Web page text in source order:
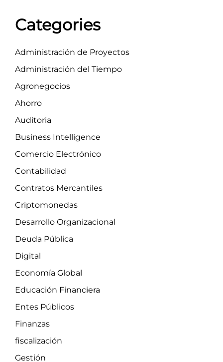
Categories
Administración de Proyectos
Administración del Tiempo
Agronegocios
Ahorro
Auditoria
Business Intelligence
Comercio Electrónico
Contabilidad
Contratos Mercantiles
Criptomonedas
Desarrollo Organizacional
Deuda Pública
Digital
Economía Global
Educación Financiera
Entes Públicos
Finanzas
fiscalización
Gestión